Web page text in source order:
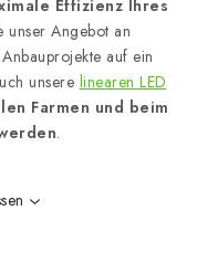
Effizienz Ihres
unser Angebot an
auf ein
unsere linearen LED
Farmen und beim
.